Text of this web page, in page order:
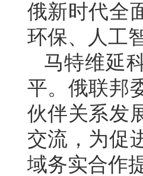
俄新时代全
环保、人工
马特维延
平。俄联邦
伙伴关系发
交流，为促
域务实合作